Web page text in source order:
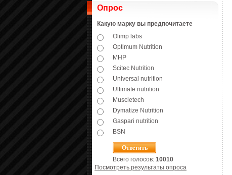
Опрос
Какую марку вы предпочитаете
Olimp labs
Optimum Nutrition
MHP
Scitec Nutrition
Universal nutrition
Ultimate nutrition
Muscletech
Dymatize Nutrition
Gaspari nutrition
BSN
Всего голосов: 10010
Посмотреть результаты опроса